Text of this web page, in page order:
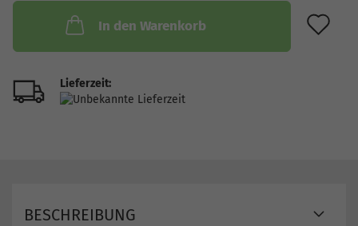
In den Warenkorb
Lieferzeit:
BESCHREIBUNG